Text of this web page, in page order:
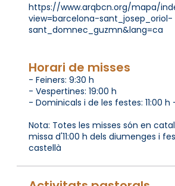
https://www.arqbcn.org/mapa/
view=barcelona-sant_josep_oriol-
sant_domnec_guzmn&lang=ca
Horari de misses
- Feiners: 9:30 h
- Vespertines: 19:00 h
- Dominicals i de les festes: 11:00 h
Nota: Totes les misses són en
missa d'11:00 h dels diumenges i
castellà